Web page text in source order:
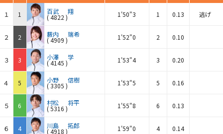
１ 1 百武 翔
(4822 ) 1'50"3 1 0.13 逃げ
２ 2 薮内 瑞希
(4909 ) 1'52"0 2 0.10
３ 3 小澤 学
(4145 ) 1'53"4 3 0.20
４ 5 小野 信樹
(3305 ) 1'53"5 5 0.16
５ 6 村松 将平
(5316 ) 1'55"8 6 0.13
６ 4 川島 拓郎
(4918 ) 1'59"0 4 0.14